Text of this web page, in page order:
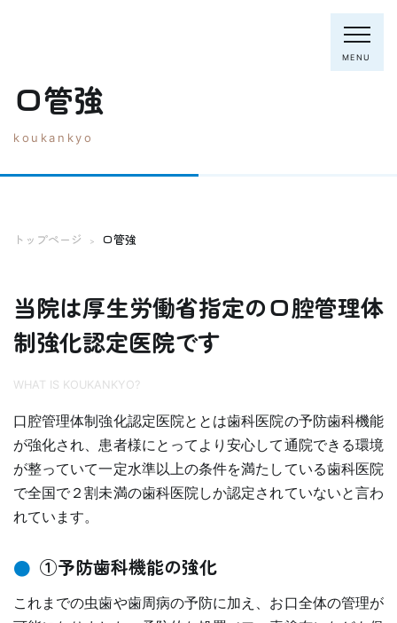
MENU
電話：0795-82-8281
診療内容
むし歯の治療
歯周病の治療
予防歯科
小児のむし歯予防
小児の筋機能療法(MFT)
訪問口腔ケア
ホワイトニング
親知らずの抜歯
顎関節症
地図・診療時間
口管強
koukankyo
トップページ > 口管強
当院は厚生労働省指定の口腔管理体
制強化認定医院です
WHAT IS KOUKANKYO?
口腔管理体制強化認定医院ととは歯科医院の予防歯科機能
が強化され、患者様にとってより安心して通院できる環境
が整っていて一定水準以上の条件を満たしている歯科医院
で全国で２割未満の歯科医院しか認定されていないと言わ
れています。
①予防歯科機能の強化
これまでの虫歯や歯周病の予防に加え、お口全体の管理が